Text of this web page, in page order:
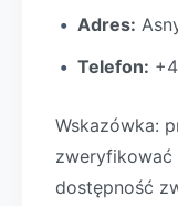
Adres:
Telefon:
Wskazówka:
zweryfikować
dostępność